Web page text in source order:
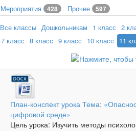
Мероприятия 428 Прочее 597
Все классы Дошкольникам 1 класс 2
7 класс 8 класс 9 класс 10 класс 11
План-конспект урока Тема:
цифровой среде»
Цель урока: Изучить методы